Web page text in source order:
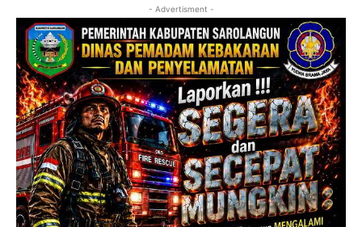
- Advertisment -